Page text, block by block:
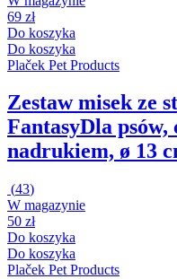
69 zł
Do koszyka
Do koszyka
Plaček Pet Products
Zestaw misek ze
FantasyDla psów,
nadrukiem, ø 13
(43)
W magazynie
50 zł
Do koszyka
Do koszyka
Plaček Pet Products